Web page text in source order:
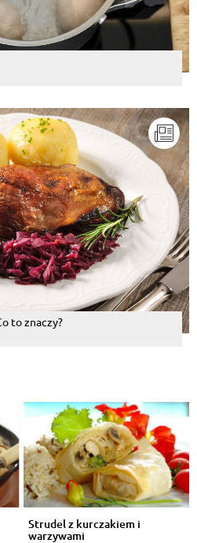
to znaczy?
Strudel z kurczakiem i
warzywami